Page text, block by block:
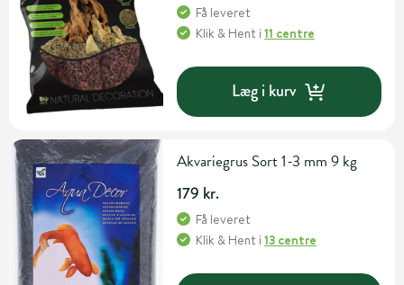
Få leveret
Klik & Hent i11 centre
Læg i kurv
Akvariegrus Sort 1-3 mm 9 kg
179 kr.
Få leveret
Klik & Hent i13 centre